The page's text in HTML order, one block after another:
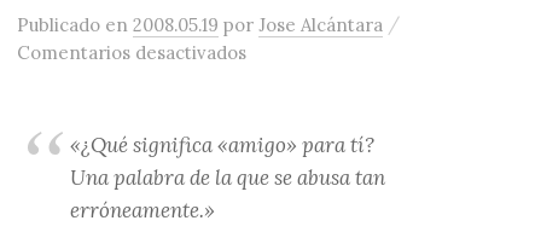
Publicado en2008.05.19 porJose Alcántara /
Comentarios desactivadosen Llamadlos contactos
«¿Qué significa «amigo» para tí?
Una palabra de la que se abusa tan
erróneamente.»